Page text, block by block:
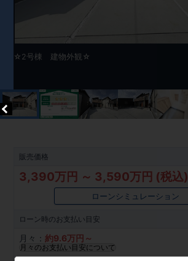
販売価格
3,390万円 ～ 3,590万円 (税込)
ローンシミュレーション
ローン時のお支払い目安
月々：約9.6万円～
月々のお支払い目安について
☆2号棟 建物外観☆